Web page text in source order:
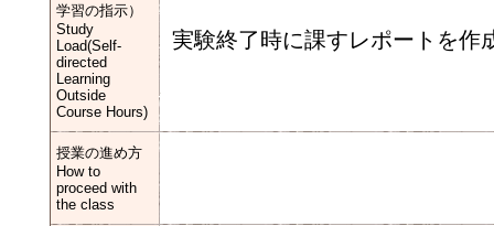
学習の指示）
Study
Load(Self-
directed
Learning
Outside
Course Hours)
実験終了時に課すレポートを作
授業の進め方
How to
proceed with
the class